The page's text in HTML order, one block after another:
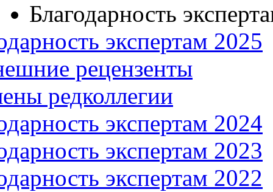
Благодарность
экспертам 2025
рецензенты
редколлегии
экспертам 2024
экспертам 2023
экспертам 2022